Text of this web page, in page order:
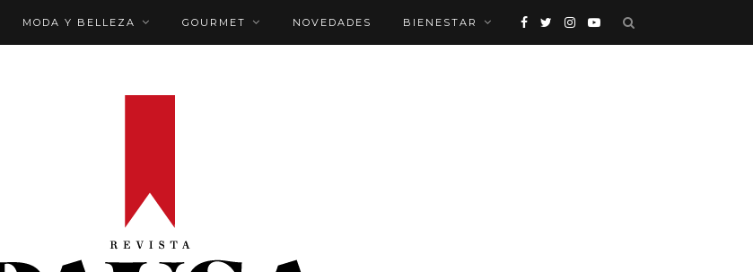
MODA Y BELLEZA GOURMET NOVEDADES BIENESTAR